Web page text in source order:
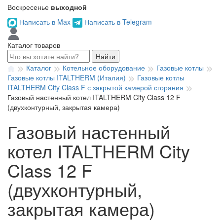
Воскресенье выходной
Написать в Max
Написать в Telegram
Каталог товаров
Найти
Каталог
Котельное оборудование
Газовые котлы
Газовые котлы ITALTHERM (Италия)
Газовые котлы
ITALTHERM City Class F с закрытой камерой сгорания
Газовый настенный котел ITALTHERM City Class 12 F
(двухконтурный, закрытая камера)
Газовый настенный
котел ITALTHERM City
Class 12 F
(двухконтурный,
закрытая камера)